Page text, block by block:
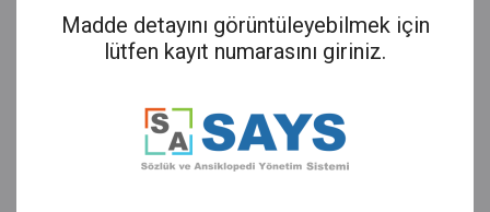
Madde detayını görüntüleyebilmek için
lütfen kayıt numarasını giriniz.